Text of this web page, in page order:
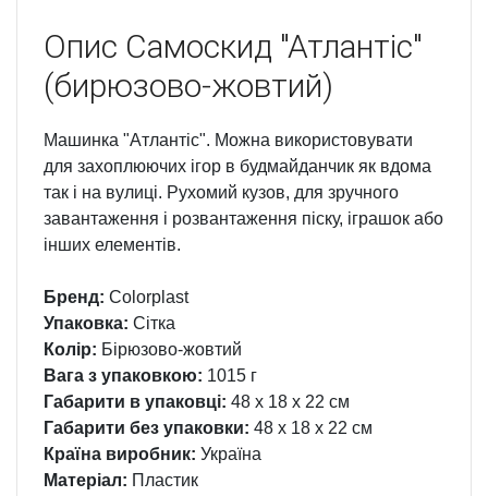
Опис Самоскид "Атлантіс"
(бирюзово-жовтий)
Машинка "Атлантіс". Можна використовувати
для захоплюючих ігор в будмайданчик як вдома
так і на вулиці. Рухомий кузов, для зручного
завантаження і розвантаження піску, іграшок або
інших елементів.
Бренд: Colorplast
Упаковка: Сітка
Колір: Бірюзово-жовтий
Вага з упаковкою: 1015 г
Габарити в упаковці: 48 x 18 x 22 см
Габарити без упаковки: 48 x 18 x 22 см
Країна виробник: Україна
Матеріал: Пластик